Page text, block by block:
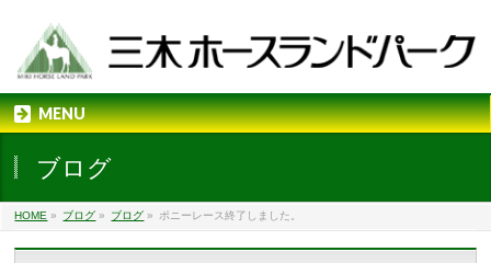
MENU
ブログ
HOME » ブログ » ブログ » ポニーレース終了しました。